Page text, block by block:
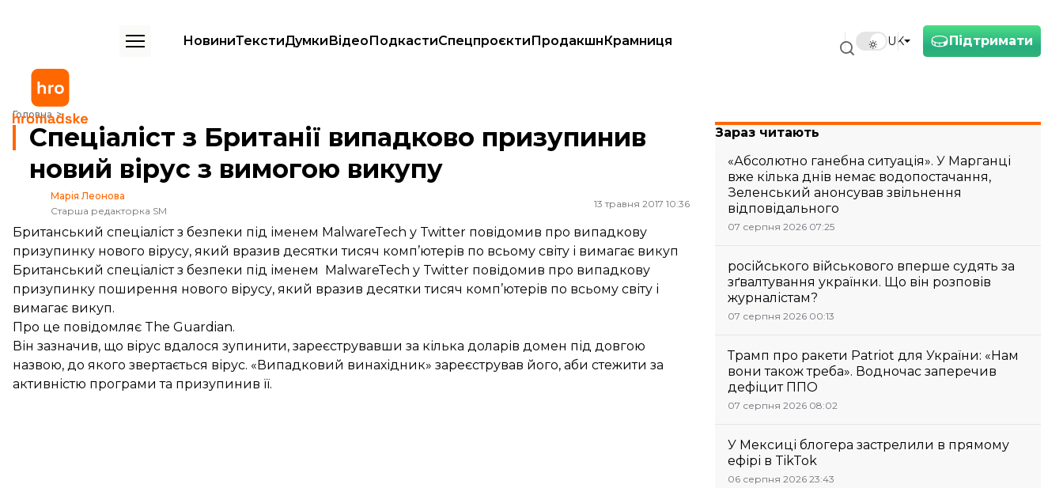
Підтримати
UK
НовиниТекстиДумкиВідеоПодкастиСпецпроєктиПродакшнКрамниця
Головна
Спеціаліст з Британії випадково призупинив новий вірус з вимогою викупу
Спеціаліст з Британії випадково призупинив
новий вірус з вимогою викупу
Марія Леонова
Старша редакторка SM
13 травня 2017 10:36
Британський спеціаліст з безпеки під іменем MalwareTech у Twitter повідомив про випадкову
призупинку нового вірусу, який вразив десятки тисяч комп’ютерів по всьому світу і вимагає викуп
Британський спеціаліст з безпеки під іменем MalwareTech у Twitter повідомив про випадкову
призупинку поширення нового вірусу, який вразив десятки тисяч комп’ютерів по всьому світу і
вимагає викуп.
Про це повідомляє The Guardian.
Він зазначив, що вірус вдалося зупинити, зареєструвавши за кілька доларів домен під довгою
назвою, до якого звертається вірус. «Випадковий винахідник» зареєстрував його, аби стежити за
активністю програми та призупинив її.
Зараз читають
«Абсолютно ганебна ситуація». У Марганці
вже кілька днів немає водопостачання,
Зеленський анонсував звільнення
відповідального
07 серпня 2026 07:25
російського військового вперше судять за
зґвалтування українки. Що він розповів
журналістам?
07 серпня 2026 00:13
Трамп про ракети Patriot для України: «Нам
вони також треба». Водночас заперечив
дефіцит ППО
07 серпня 2026 08:02
У Мексиці блогера застрелили в прямому
ефірі в TikTok
06 серпня 2026 23:43